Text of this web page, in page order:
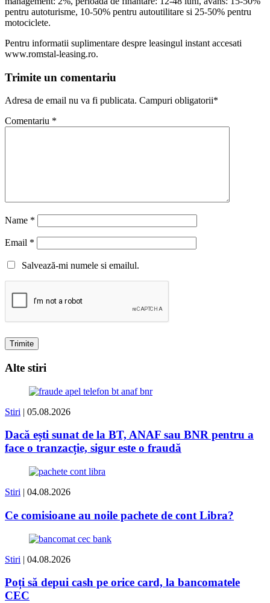
pentru autoturisme, 10-50% pentru autoutilitare si 25-50% pentru
motociclete.
Pentru informatii suplimentare despre leasingul instant accesati
www.romstal-leasing.ro.
Trimite un comentariu
Adresa de email nu va fi publicata. Campuri obligatorii*
Comentariu *
Name *
Email *
Salvează-mi numele si emailul.
Alte stiri
Stiri | 05.08.2026
Dacă ești sunat de la BT, ANAF sau BNR pentru a
face o tranzacție, sigur este o fraudă
Stiri | 04.08.2026
Ce comisioane au noile pachete de cont Libra?
Stiri | 04.08.2026
Poți să depui cash pe orice card, la bancomatele
CEC